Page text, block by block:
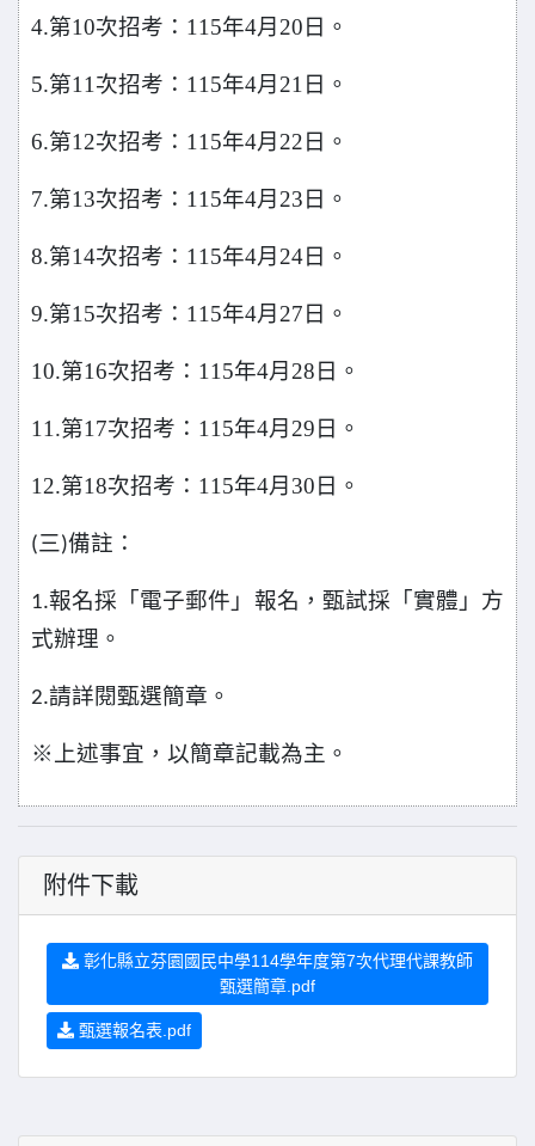
4.第10次招考：115年4月20日。
5.第11次招考：115年4月21日。
6.第12次招考：115年4月22日。
7.第13次招考：115年4月23日。
8.第14次招考：115年4月24日。
9.第15次招考：115年4月27日。
10.第16次招考：115年4月28日。
11.第17次招考：115年4月29日。
12.第18次招考：115年4月30日。
(三)備註：
1.報名採「電子郵件」報名，甄試採「實體」方
式辦理。
2.請詳閱甄選簡章。
※ 上述事宜，以簡章記載為主。
附件下載
彰化縣立芬園國民中學114學年度第7次代理代課教師
甄選簡章.pdf
甄選報名表.pdf